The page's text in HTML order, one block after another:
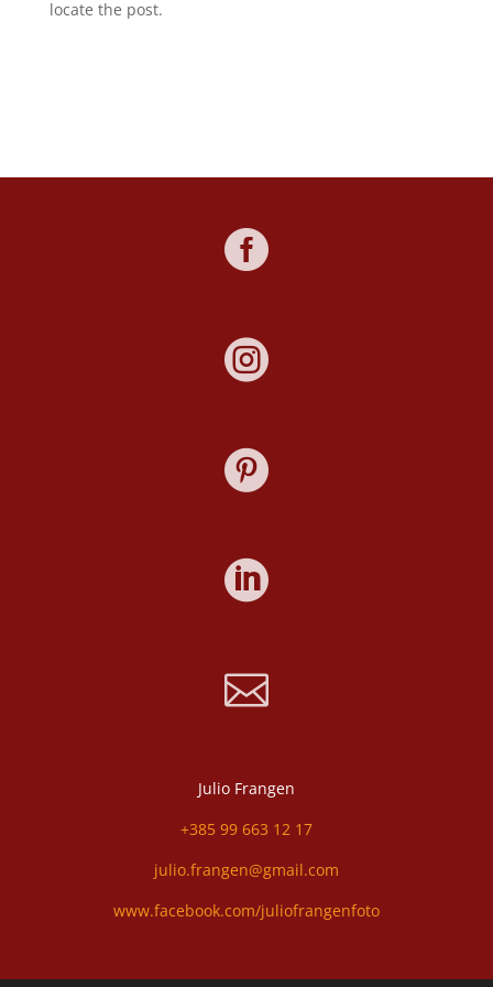
locate the post.





Julio Frangen
+385 99 663 12 17
julio.frangen@gmail.com
www.facebook.com/juliofrangenfoto